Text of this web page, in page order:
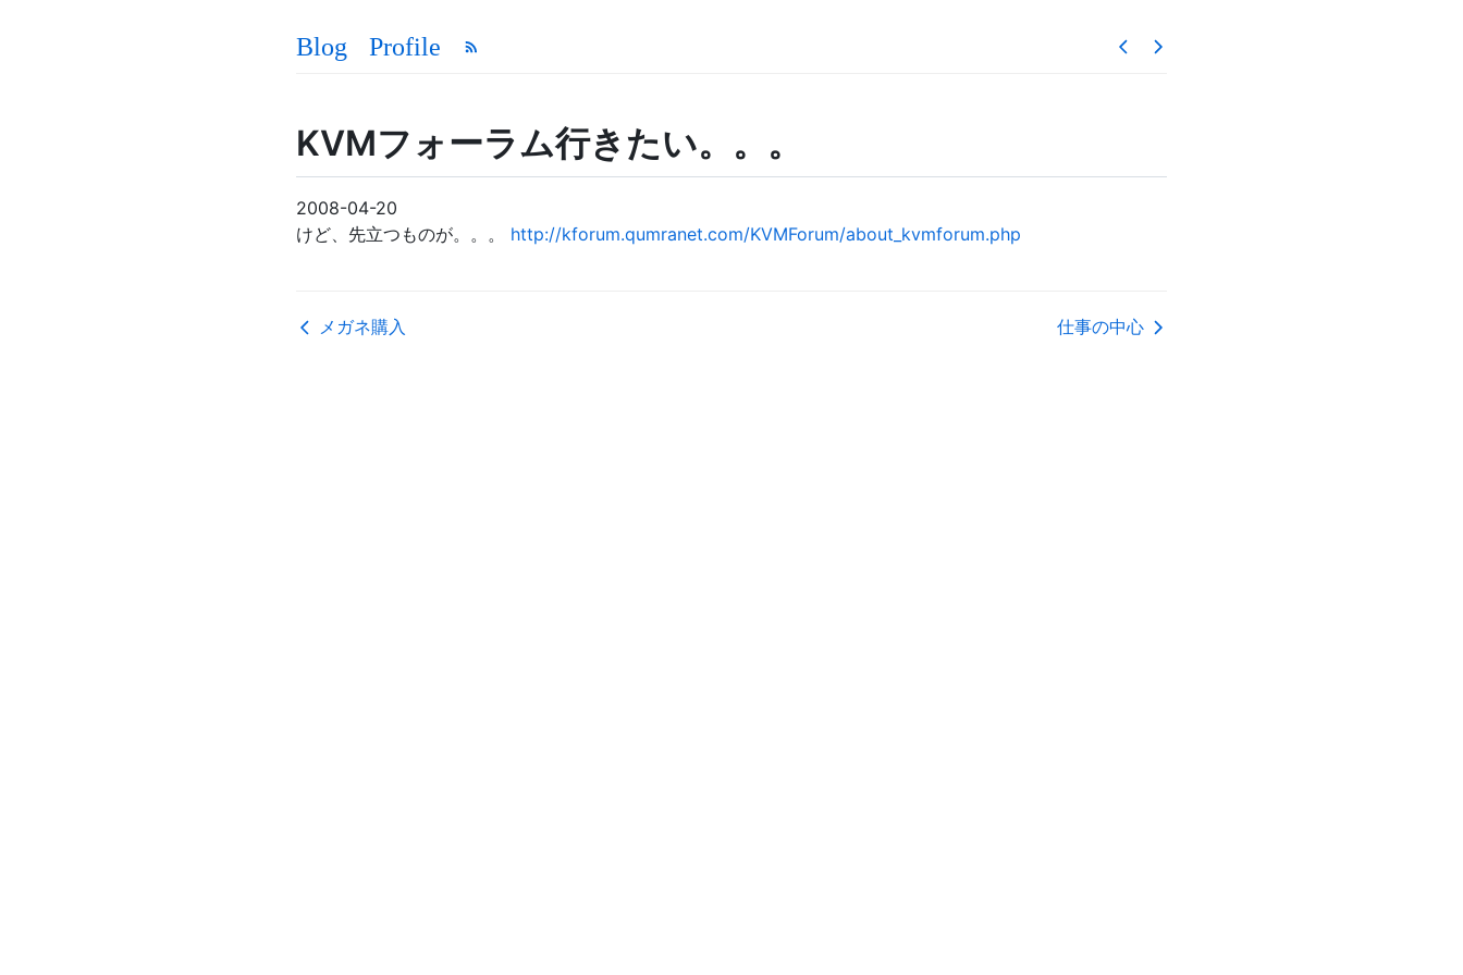
Blog Profile
KVMフォーラム行きたい。。。
2008-04-20
けど、先立つものが。。。 http://kforum.qumranet.com/KVMForum/about_kvmforum.php
メガネ購入 仕事の中心